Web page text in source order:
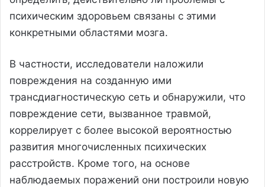
психическим здоровьем связаны с этими
конкретными областями мозга.
В частности, исследователи наложили
повреждения на созданную ими
трансдиагностическую сеть и обнаружили, что
повреждение сети, вызванное травмой,
коррелирует с более высокой вероятностью
развития многочисленных психических
расстройств. Кроме того, на основе
наблюдаемых поражений они построили новую